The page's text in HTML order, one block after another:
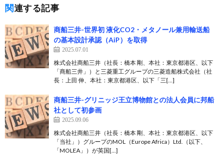
関連する記事
商船三井-世界初 液化CO2・メタノール兼用輸送船
の基本設計承認（AiP）を取得
2025.07.01
株式会社商船三井（社長：橋本 剛、本社：東京都港区、以下
「商船三井」）と三菱重工グループの三菱造船株式会社（社
長：上田 伸、本社：東京都港区、以下「三[…]
商船三井-グリニッジ王立博物館との法人会員に邦船
社として初参画
2025.09.06
株式会社商船三井（社長：橋本 剛、本社：東京都港区、以下
「当社」）グループのMOL（Europe Africa）Ltd.（以下、
「MOLEA」）が英国[…]